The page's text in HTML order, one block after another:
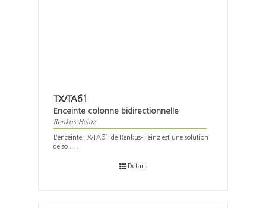
TX/TA61
Enceinte colonne bidirectionnelle
Renkus-Heinz
L’enceinte TX/TA61 de Renkus-Heinz est une solution
de so . . .
Détails